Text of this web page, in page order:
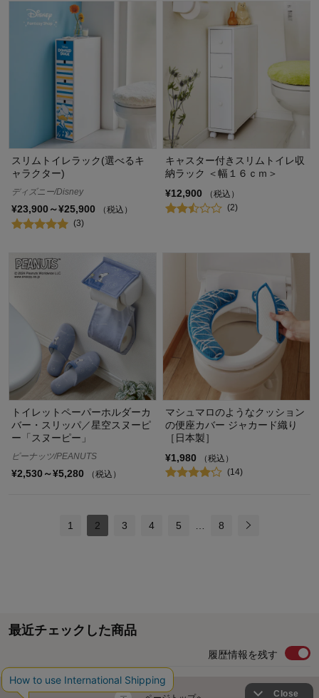
スリムトイレラック(選べるキ
ャラクター)
ディズニー/Disney
¥23,900～¥25,900
（税込）
(3)
キャスター付きスリムトイレ収
納ラック ＜幅１６ｃｍ＞
¥12,900
（税込）
(2)
トイレットペーパーホルダーカ
バー・スリッパ／星空スヌーピ
ー「スヌーピー」
ピーナッツ/PEANUTS
¥2,530～¥5,280 （税込）
マシュマロのようなクッション
の便座カバー ジャカード織り
［日本製］
¥1,980
（税込）
(14)
1 2 3 4 5 8
最近チェックした商品
履歴情報を残す